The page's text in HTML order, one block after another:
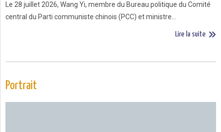
Le 28 juillet 2026, Wang Yi, membre du Bureau politique du Comité
central du Parti communiste chinois (PCC) et ministre…
Lire la suite
Portrait